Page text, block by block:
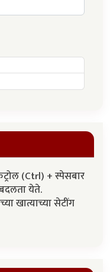
(Ctrl) + स्पेसबार
येते.
खात्याच्या सेटींग